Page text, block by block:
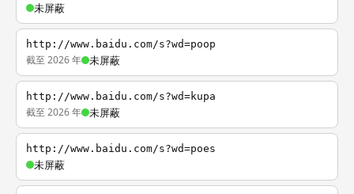
未屏蔽
http://www.baidu.com/s?wd=poop
截至 2026 年 未屏蔽
http://www.baidu.com/s?wd=kupa
截至 2026 年 未屏蔽
http://www.baidu.com/s?wd=poes
未屏蔽